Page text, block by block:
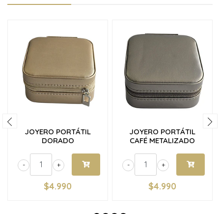
JOYERO PORTÁTIL
DORADO
+
-
$4.990
JOYERO PORTÁTIL
CAFÉ METALIZADO
+
-
$4.990